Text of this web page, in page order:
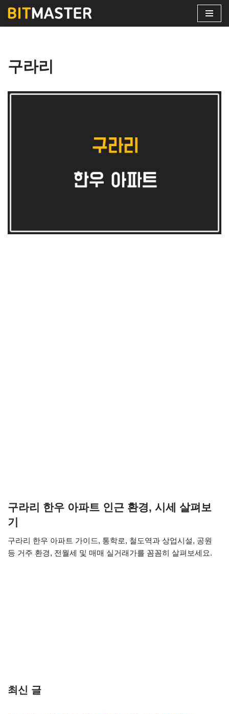
콘
로
건
구라리
구라리 한우 아파트 인근 환경, 시세 살펴보
기
구라리 한우 아파트 가이드, 통학로, 철도역과 상업시설, 공원
등 거주 환경, 전월세 및 매매 실거래가를 꼼꼼히 살펴보세요.
최신 글